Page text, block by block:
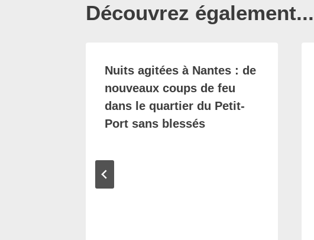
Découvrez également...
Nuits agitées à Nantes : de
nouveaux coups de feu
dans le quartier du Petit-
Port sans blessés